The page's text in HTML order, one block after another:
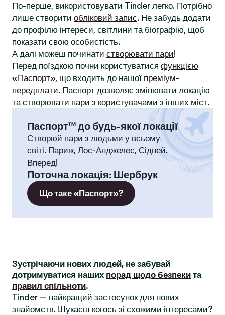
По-перше, використовувати Tinder легко. Потрібно
лише створити обліковий запис. Не забудь додати
до профілю інтереси, світлини та біографію, щоб
показати свою особистість.
А далі можеш починати створювати пари!
Перед поїздкою почни користуватися функцією
«Паспорт», що входить до нашої преміум-
передплати. Паспорт дозволяє змінювати локацію
та створювати пари з користувачами з інших міст.
Паспорт™ до будь-якої локації
Створюй пари з людьми у всьому
світі. Париж, Лос-Анджелес, Сідней.
Вперед!
Поточна локація: Шербрук
Що таке «Паспорт»?
Зустрічаючи нових людей, не забувай
дотримуватися наших порад щодо безпеки та
правил спільноти.
Tinder — найкращий застосунок для нових
знайомств. Шукаєш когось зі схожими інтересами?